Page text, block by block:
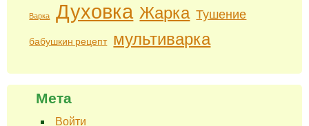
Варка Духовка Жарка Тушение
бабушкин рецепт мультиварка
Мета
Войти